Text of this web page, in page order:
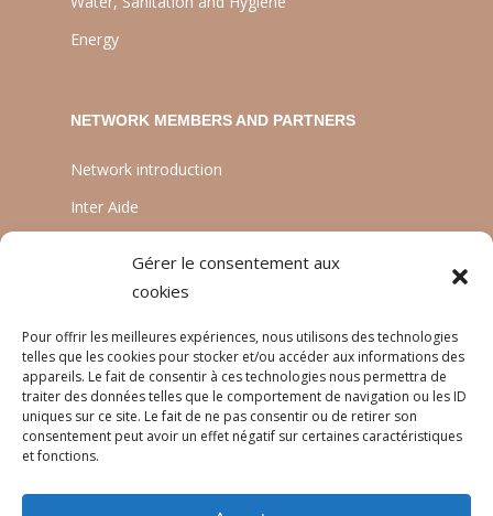
Gérer le consentement aux
cookies
Pour offrir les meilleures expériences, nous utilisons des technologies
telles que les cookies pour stocker et/ou accéder aux informations des
appareils. Le fait de consentir à ces technologies nous permettra de
traiter des données telles que le comportement de navigation ou les ID
uniques sur ce site. Le fait de ne pas consentir ou de retirer son
consentement peut avoir un effet négatif sur certaines caractéristiques
et fonctions.
Energy
NETWORK MEMBERS AND PARTNERS
Network introduction
Inter Aide
Planète Enfants & Développement
LANGUAGES
Français